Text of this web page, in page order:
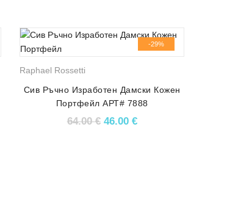
70.00 €.е: 50.00 €.
-29%
Raphael Rossetti
Сив Ръчно Изработен Дамски Кожен
Портфейл АРТ# 7888
64.00€ Original price was: 64.00 €.
46.00 €Текущата цена е: